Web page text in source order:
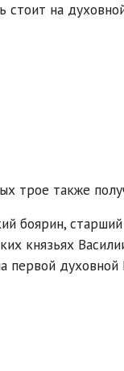
на
трое также
боярин,
князьях
первой